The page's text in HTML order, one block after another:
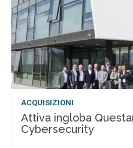
ACQUISIZIONI
Attiva ingloba
Cybersecurity